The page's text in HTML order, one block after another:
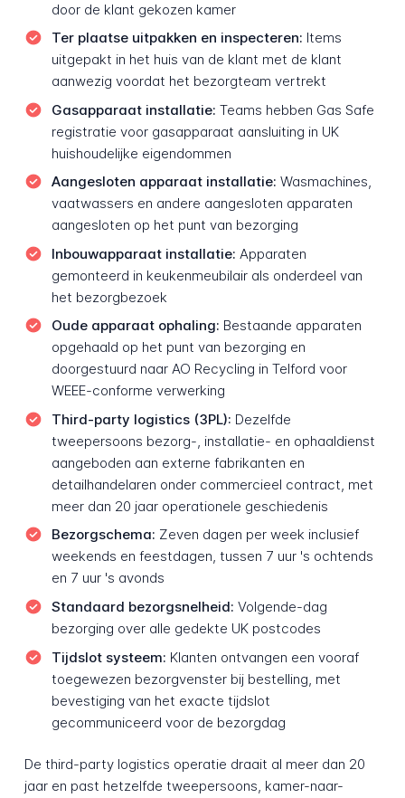
door de klant gekozen kamer
Ter plaatse uitpakken en inspecteren: Items
uitgepakt in het huis van de klant met de klant
aanwezig voordat het bezorgteam vertrekt
Gasapparaat installatie: Teams hebben Gas Safe
registratie voor gasapparaat aansluiting in UK
huishoudelijke eigendommen
Aangesloten apparaat installatie: Wasmachines,
vaatwassers en andere aangesloten apparaten
aangesloten op het punt van bezorging
Inbouwapparaat installatie: Apparaten
gemonteerd in keukenmeubilair als onderdeel van
het bezorgbezoek
Oude apparaat ophaling: Bestaande apparaten
opgehaald op het punt van bezorging en
doorgestuurd naar AO Recycling in Telford voor
WEEE-conforme verwerking
Third-party logistics (3PL): Dezelfde
tweepersoons bezorg-, installatie- en ophaaldienst
aangeboden aan externe fabrikanten en
detailhandelaren onder commercieel contract, met
meer dan 20 jaar operationele geschiedenis
Bezorgschema: Zeven dagen per week inclusief
weekends en feestdagen, tussen 7 uur 's ochtends
en 7 uur 's avonds
Standaard bezorgsnelheid: Volgende-dag
bezorging over alle gedekte UK postcodes
Tijdslot systeem: Klanten ontvangen een vooraf
toegewezen bezorgvenster bij bestelling, met
bevestiging van het exacte tijdslot
gecommuniceerd voor de bezorgdag
De third-party logistics operatie draait al meer dan 20
jaar en past hetzelfde tweepersoons, kamer-naar-